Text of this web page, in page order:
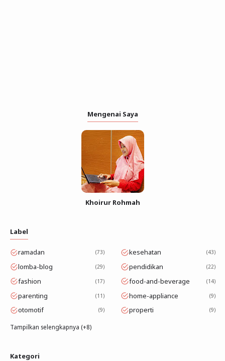
Mengenai Saya
Khoirur Rohmah
Label
ramadan 73 kesehatan 43
lomba-blog 29 pendidikan 22
fashion 17 food-and-beverage 14
parenting 11 home-appliance 9
otomotif 9 properti 9
Tampilkan selengkapnya (+8)
Kategori